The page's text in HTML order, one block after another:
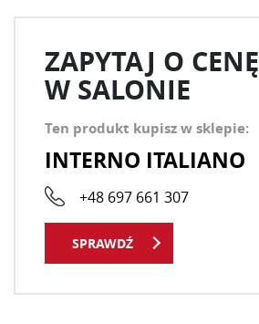
ZAPYTAJ O CENĘ
W SALONIE
Ten produkt kupisz w sklepie:
INTERNO ITALIANO
+48 697 661 307
SPRAWDŹ